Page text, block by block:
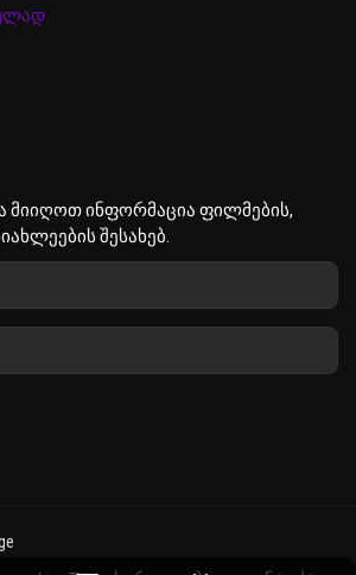
მიიღოთ ინფორმაცია ფილმების,
შესახებ.